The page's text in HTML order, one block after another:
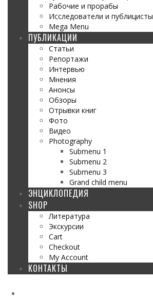
Рабочие и прорабы
Исследователи и публицисты
Mega Menu
ПУБЛИКАЦИИ
Статьи
Репортажи
Интервью
Мнения
Анонсы
Обзоры
Отрывки книг
Фото
Видео
Photography
Submenu 1
Submenu 2
Submenu 3
Grand child menu
ЭНЦИКЛОПЕДИЯ
SHOP
Литература
Экскурсии
Cart
Checkout
My Account
КОНТАКТЫ